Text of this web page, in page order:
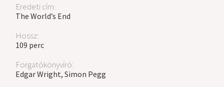
Eredeti cím:
The World’s End
Hossz:
109 perc
Forgatókönyvíró:
Edgar Wright, Simon Pegg